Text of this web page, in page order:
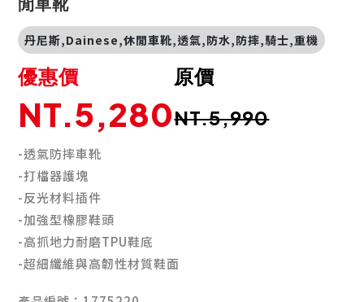
丹尼斯,Dainese,休閒車靴,透氣,防水,防摔,騎士,重機
原價
NT.5,990
優惠價
NT.5,280
-透氣防摔車靴
-打檔器護塊
-反光材料插件
-加強型橡膠鞋頭
-高抓地力耐磨TPU鞋底
-超細纖維與高韌性材質鞋面